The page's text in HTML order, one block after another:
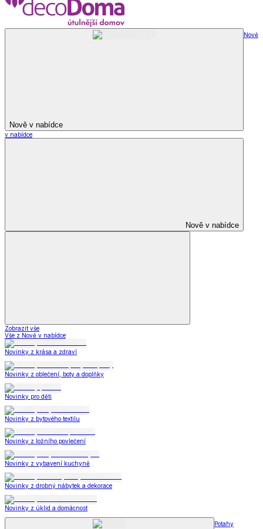
Nově v nabídce
Nově
v nabídce
Nově v nabídce
Zobrazit vše
Vše z Nově v nabídce
Novinky z krása a zdraví
Novinky z oblečení, boty a doplňky
Novinky pro děti
Novinky z bytového textilu
Novinky z ložního povlečení
Novinky z vybavení kuchyně
Novinky z drobný nábytek a dekorace
Novinky z úklid a domácnost
Potahy